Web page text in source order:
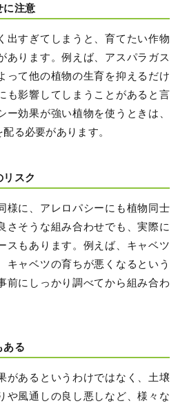
に注意
出すぎてしまうと、育てたい作物
あります。例えば、アスパラガス
って他の植物の生育を抑えるだけ
も影響してしまうことがあると言
ー効果が強い植物を使うときは、
る必要があります。
リスク
様に、アレロパシーにも植物同士
さそうな組み合わせでも、実際に
スもあります。例えば、キャベツ
キャベツの育ちが悪くなるという
前にしっかり調べてから組み合わ
ある
があるというわけではなく、土壌
や風通しの良し悪しなど、様々な